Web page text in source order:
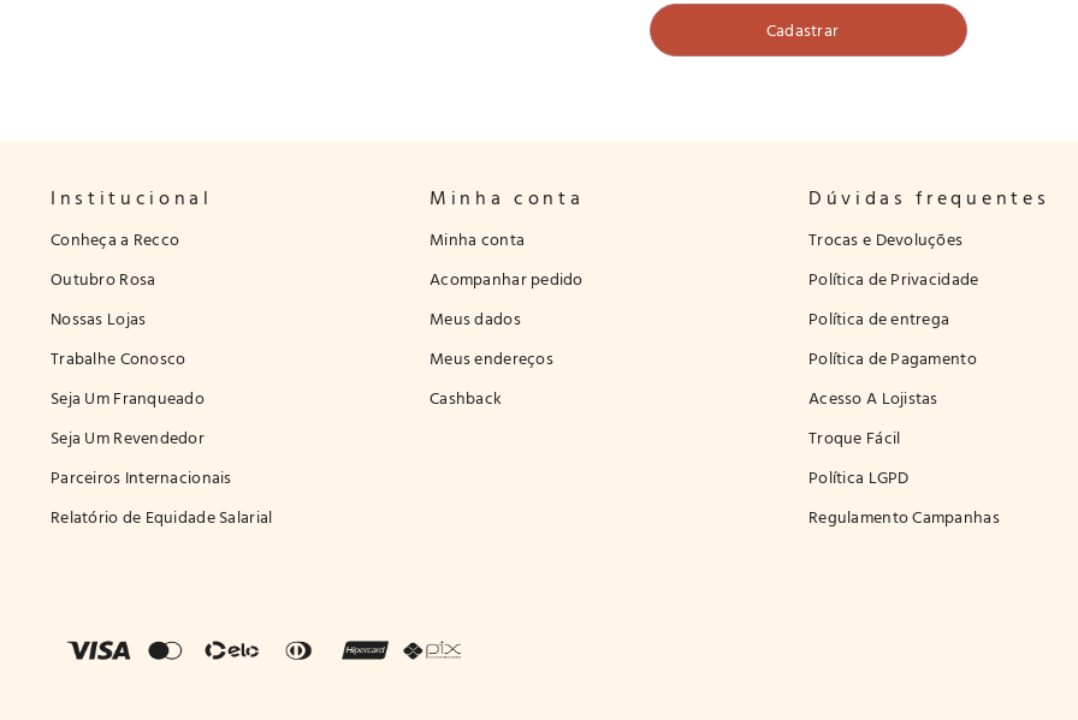
Institucional
Conheça a Recco
Outubro Rosa
Nossas Lojas
Trabalhe Conosco
Seja Um Franqueado
Seja Um Revendedor
Parceiros Internacionais
Relatório de Equidade Salarial
Minha conta
Minha conta
Acompanhar pedido
Meus dados
Meus endereços
Cashback
Dúvidas frequentes
Trocas e Devoluções
Política de Privacidade
Política de entrega
Política de Pagamento
Acesso A Lojistas
Troque Fácil
Política LGPD
Regulamento Campanhas